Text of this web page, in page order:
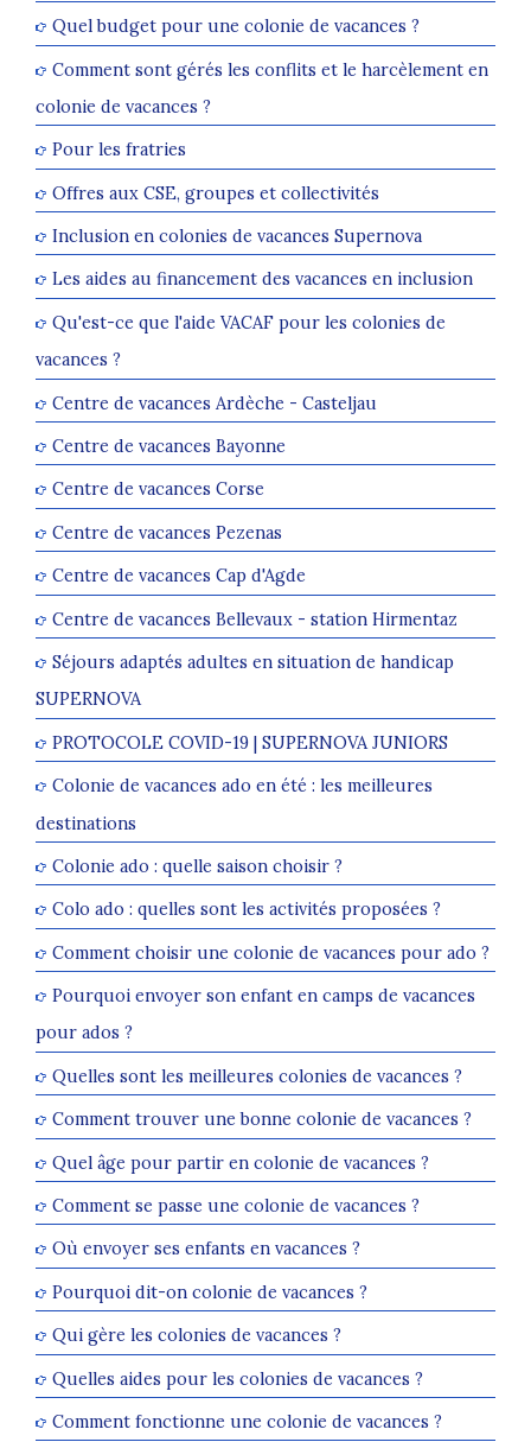
Quel budget pour une colonie de vacances ?
Comment sont gérés les conflits et le harcèlement en
colonie de vacances ?
Pour les fratries
Offres aux CSE, groupes et collectivités
Inclusion en colonies de vacances Supernova
Les aides au financement des vacances en inclusion
Qu'est-ce que l'aide VACAF pour les colonies de
vacances ?
Centre de vacances Ardèche - Casteljau
Centre de vacances Bayonne
Centre de vacances Corse
Centre de vacances Pezenas
Centre de vacances Cap d'Agde
Centre de vacances Bellevaux - station Hirmentaz
Séjours adaptés adultes en situation de handicap
SUPERNOVA
PROTOCOLE COVID-19 | SUPERNOVA JUNIORS
Colonie de vacances ado en été : les meilleures
destinations
Colonie ado : quelle saison choisir ?
Colo ado : quelles sont les activités proposées ?
Comment choisir une colonie de vacances pour ado ?
Pourquoi envoyer son enfant en camps de vacances
pour ados ?
Quelles sont les meilleures colonies de vacances ?
Comment trouver une bonne colonie de vacances ?
Quel âge pour partir en colonie de vacances ?
Comment se passe une colonie de vacances ?
Où envoyer ses enfants en vacances ?
Pourquoi dit-on colonie de vacances ?
Qui gère les colonies de vacances ?
Quelles aides pour les colonies de vacances ?
Comment fonctionne une colonie de vacances ?